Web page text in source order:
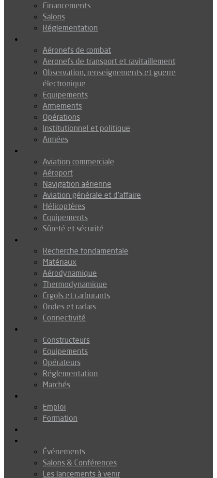
Financements
Salons
Réglementation
Aéronefs de combat
Aeronefs de transport et ravitaillement
Observation, renseignements et guerre
électronique
Equipements
Armements
Opérations
Institutionnel et politique
Armées
Aviation commerciale
Aéroport
Navigation aérienne
Aviation générale et d’affaire
Hélicoptères
Equipements
Sûreté et sécurité
Recherche fondamentale
Matériaux
Aérodynamique
Thermodynamique
Ergols et carburants
Ondes et radars
Connectivité
Constructeurs
Equipements
Opérateurs
Réglementation
Marchés
Emploi
Formation
Événements
Salons & Conférences
Les lancements à venir